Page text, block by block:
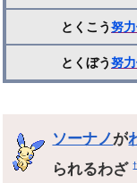
とくこう努
とくぼう努
ソーナノが
られるわざ†